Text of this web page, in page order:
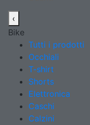
‹
Bike
Tutti i prodotti
Occhiali
T-shirt
Shorts
Elettronica
Caschi
Calzini